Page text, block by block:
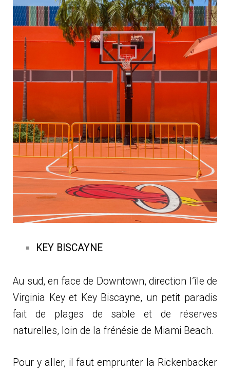
KEY BISCAYNE
Au sud, en face de Downtown, direction l’île de
Virginia Key et Key Biscayne, un petit paradis
fait de plages de sable et de réserves
naturelles, loin de la frénésie de Miami Beach.
Pour y aller, il faut emprunter la Rickenbacker